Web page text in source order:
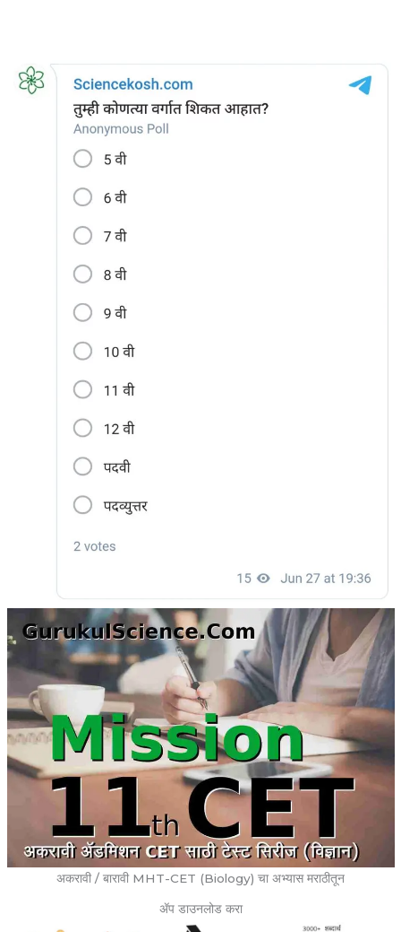
अकरावी / बारावी MHT-CET (Biology) चा अभ्यास मराठीतून
ॲप डाउनलोड करा